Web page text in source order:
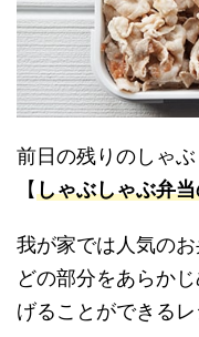
前日の残りのしゃ
【しゃぶしゃぶ弁
我が家では人気の
どの部分をあらか
げることができるレ